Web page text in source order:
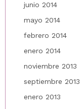
junio 2014
mayo 2014
febrero 2014
enero 2014
noviembre 2013
septiembre 2013
enero 2013